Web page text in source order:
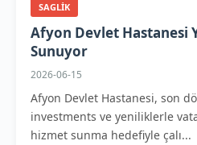
SAGLIK
Afyon Devlet Hastanesi
Sunuyor
2026-06-15
Afyon Devlet Hastanesi, son
investments ve yeniliklerle
hizmet sunma hedefiyle çalı...